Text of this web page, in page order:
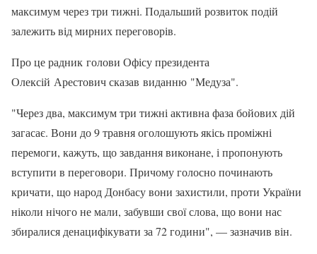
максимум через три тижні. Подальший розвиток подій
залежить від мирних переговорів.
Про це радник голови Офісу президента
Олексій Арестович сказав виданню "Медуза".
"Через два, максимум три тижні активна фаза бойових дій
загасає. Вони до 9 травня оголошують якісь проміжні
перемоги, кажуть, що завдання виконане, і пропонують
вступити в переговори. Причому голосно починають
кричати, що народ Донбасу вони захистили, проти України
ніколи нічого не мали, забувши свої слова, що вони нас
збиралися денацифікувати за 72 години", — зазначив він.